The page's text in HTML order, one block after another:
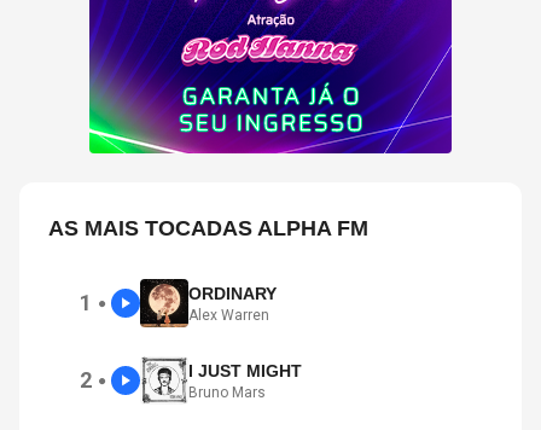
AS MAIS TOCADAS ALPHA FM
1 ● ORDINARY
Alex Warren
2 ● I JUST MIGHT
Bruno Mars